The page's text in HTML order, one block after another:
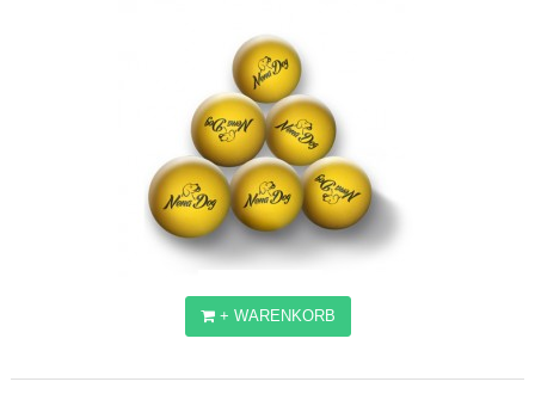
+ WARENKORB